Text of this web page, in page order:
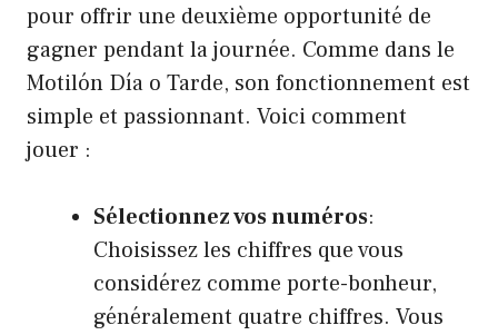
pour offrir une deuxième opportunité de
gagner pendant la journée. Comme dans le
Motilón Día o Tarde, son fonctionnement est
simple et passionnant. Voici comment
jouer :
Sélectionnez vos numéros:
Choisissez les chiffres que vous
considérez comme porte-bonheur,
généralement quatre chiffres. Vous